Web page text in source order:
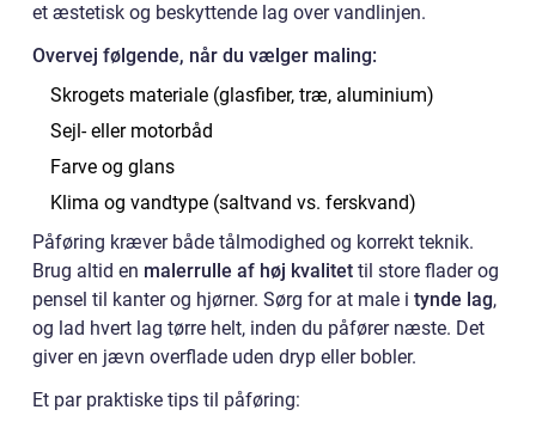
et æstetisk og beskyttende lag over vandlinjen.
Overvej følgende, når du vælger maling:
Skrogets materiale (glasfiber, træ, aluminium)
Sejl- eller motorbåd
Farve og glans
Klima og vandtype (saltvand vs. ferskvand)
Påføring kræver både tålmodighed og korrekt teknik.
Brug altid en malerrulle af høj kvalitet til store flader og
pensel til kanter og hjørner. Sørg for at male i tynde lag,
og lad hvert lag tørre helt, inden du påfører næste. Det
giver en jævn overflade uden dryp eller bobler.
Et par praktiske tips til påføring: